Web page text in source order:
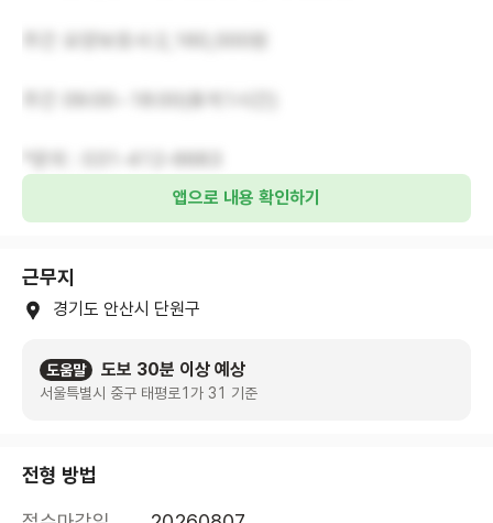
앱으로 내용 확인하기
근무지
경기도 안산시 단원구
도움말 도보 30분 이상 예상
서울특별시 중구 태평로1가 31 기준
전형 방법